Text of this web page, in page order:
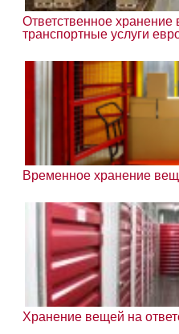
Ответственное хранение
транспортные услуги
Временное хранение
Хранение вещей на